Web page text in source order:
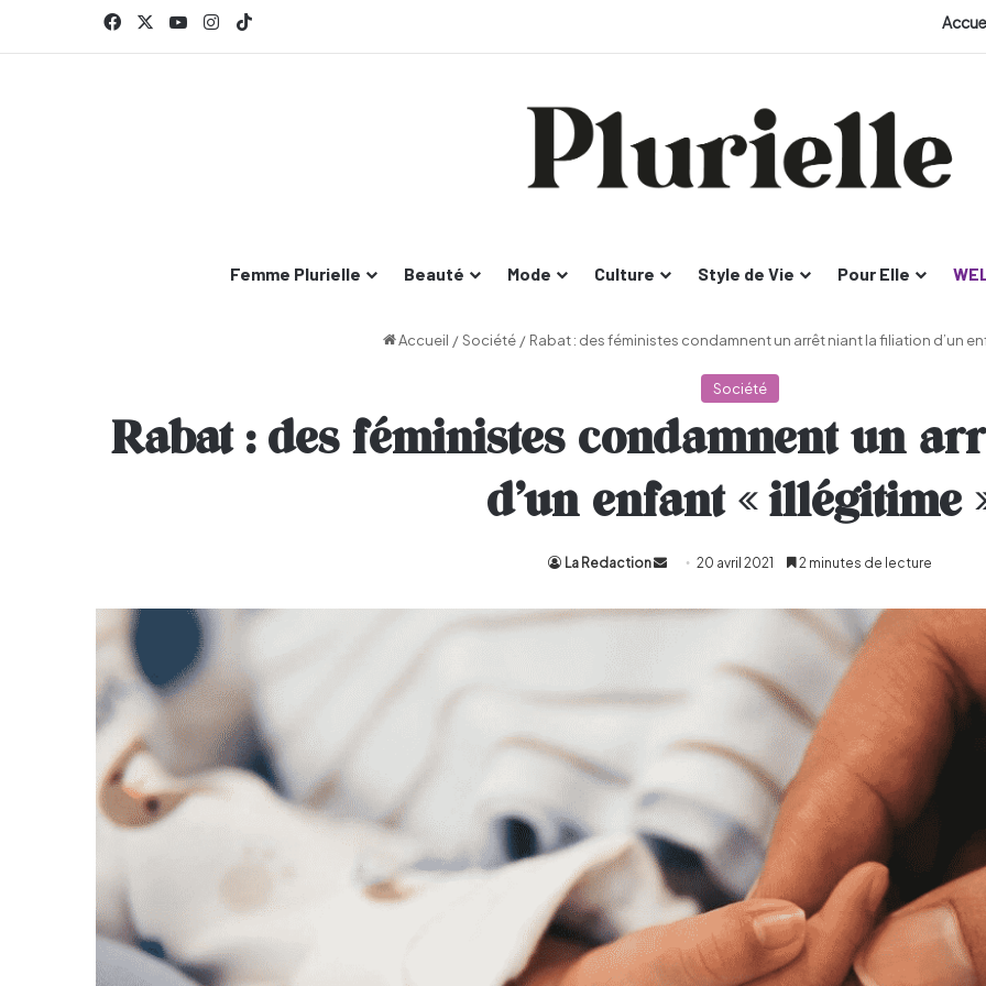
FacebookYouTubeInstagram
Femme Plurielle Beauté Mode Culture Style de Vie Pour Elle
Accueil /Société / Rabat : des féministes condamnent un arrêt niant la filiation d’un
Société
Rabat : des féministes condamnent un
d’un enfant « illégitime
La Redaction
Envoyer
courriel
20 avril 2021 2 minutes de lecture